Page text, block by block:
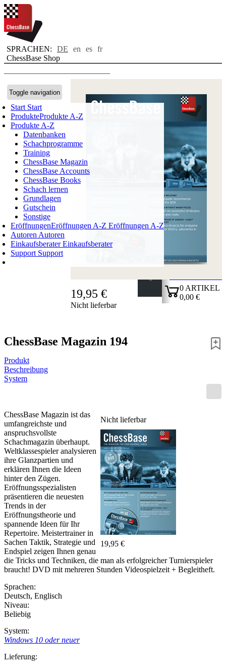
SPRACHEN: DE en es fr
ChessBase Shop
Toggle navigation
Start Start
ProdukteProdukte A-Z
Produkte A-Z
Datenbanken
Schachprogramme
Training
ChessBase Magazin
ChessBase Accounts
ChessBase Books
Schach lernen
Grundlagen
Gutschein
Sonstige
EröffnungenEröffnungen A-Z Eröffnungen A-Z
Autoren Autoren
EinkaufsberaterEinkaufsberater
Support Support
0 ARTIKEL
0,00 €
19,95 €
Nicht lieferbar
ChessBase Magazin 194
Produkt
Beschreibung
System
Nicht lieferbar
19,95 €
ChessBase Magazin ist das
umfangreichste und
anspruchsvollste
Schachmagazin überhaupt.
Weltklassespieler analysieren
ihre Glanzpartien und
erklären Ihnen die Ideen
hinter den Zügen.
Eröffnungsspezialisten
präsentieren die neuesten
Trends in der
Eröffnungstheorie und
spannende Ideen für Ihr
Repertoire. Meistertrainer in
Sachen Taktik, Strategie und
Endspiel zeigen Ihnen genau
die Tricks und Techniken, die man als erfolgreicher Turnierspieler
braucht! DVD mit mehreren Stunden Videospielzeit + Begleitheft.
Sprachen:
Deutsch, Englisch
Niveau:
Beliebig
System:
Windows 10 oder neuer
Lieferung: